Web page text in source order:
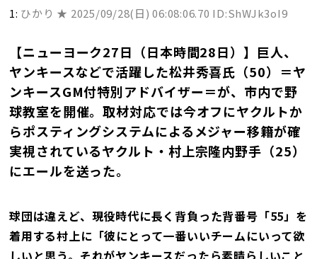
1: ひかり ★ 2025/09/28(日) 06:08:06.70 ID:ShWJk3oI9
【ニューヨーク27日（日本時間28日）】巨人、
ヤンキースなどで活躍した松井秀喜氏（50）＝ヤ
ンキースGM付特別アドバイザー＝が、市内で野
球教室を開催。取材対応では今オフにヤクルトか
らポスティングシステムによるメジャー移籍が確
実視されているヤクルト・村上宗隆内野手（25）
にエールを送った。
球団は違えど、現役時代に長く背負った背番号「55」を
着用する村上に「彼にとって一番いいチームにいって欲